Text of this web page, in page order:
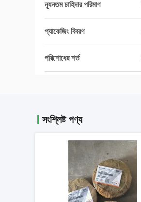
ন্যূনতম চাহিদার পরিমাণ
প্যাকেজিং বিবরণ
পরিশোধের শর্ত
সংশ্লিষ্ট পণ্য